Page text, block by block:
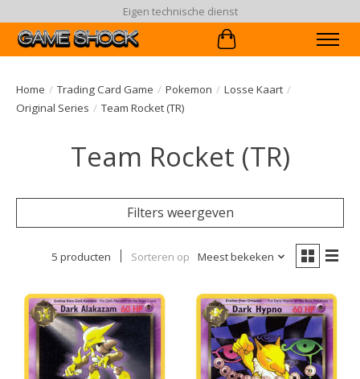
Eigen technische dienst
Winkelwagen
Home / Trading Card Game / Pokemon / Losse Kaart /
Original Series / Team Rocket (TR)
Team Rocket (TR)
Filters weergeven
5 producten Sorteren op Meest bekeken